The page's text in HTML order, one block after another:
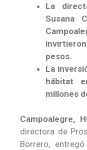
La
Susana
pesos.
La
hábitat
millones
Campoalegre,
directora de
Borrero,